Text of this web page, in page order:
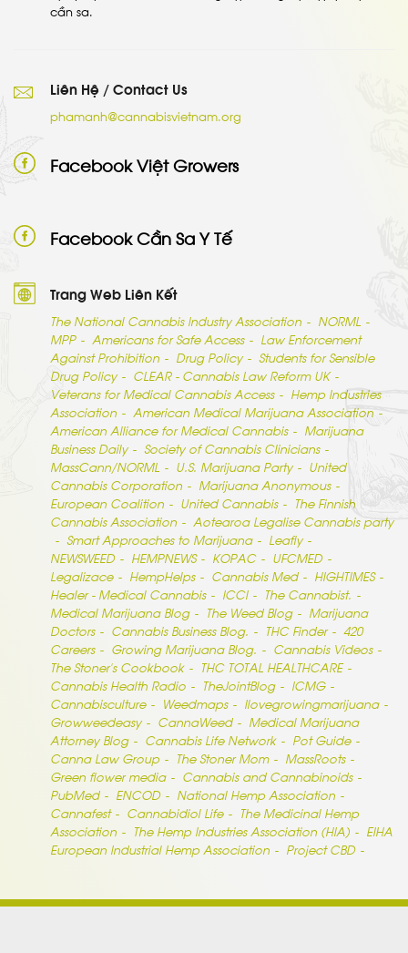
cần sa.
Liên Hệ / Contact Us
phamanh@cannabisvietnam.org
Facebook Việt Growers
Facebook Cần Sa Y Tế
Trang Web Liên Kết
The National Cannabis Industry Association
NORML
MPP
Americans for Safe Access
Law Enforcement
Against Prohibition
Drug Policy
Students for Sensible
Drug Policy
CLEAR - Cannabis Law Reform UK
Veterans for Medical Cannabis Access
Hemp Industries
Association
American Medical Marijuana Association
American Alliance for Medical Cannabis
Marijuana
Business Daily
Society of Cannabis Clinicians
MassCann/NORML
U.S. Marijuana Party
United
Cannabis Corporation
Marijuana Anonymous
European Coalition
United Cannabis
The Finnish
Cannabis Association
Aotearoa Legalise Cannabis party
Smart Approaches to Marijuana
Leafly
NEWSWEED
HEMPNEWS KOPAC
UFCMED
Legalizace
HempHelps Cannabis Med
HIGHTIMES
Healer - Medical Cannabis
ICCI
The Cannabist.
Medical Marijuana Blog
The Weed Blog
Marijuana
Doctors
Cannabis Business Blog. THC Finder
420
Careers
Growing Marijuana Blog.
Cannabis Videos
The Stoner’s Cookbook
THC TOTAL HEALTHCARE
Cannabis Health Radio
TheJointBlog
ICMG
Cannabisculture
Weedmaps
Ilovegrowingmarijuana
Growweedeasy
CannaWeed
Medical Marijuana
Attorney Blog
Cannabis Life Network
Pot Guide
Canna Law Group
The Stoner Mom
MassRoots
Green flower media
Cannabis and Cannabinoids
PubMed
ENCOD
National Hemp Association
Cannafest
Cannabidiol Life
The Medicinal Hemp
Association
The Hemp Industries Association (HIA)
EIHA
European Industrial Hemp Association
Project CBD